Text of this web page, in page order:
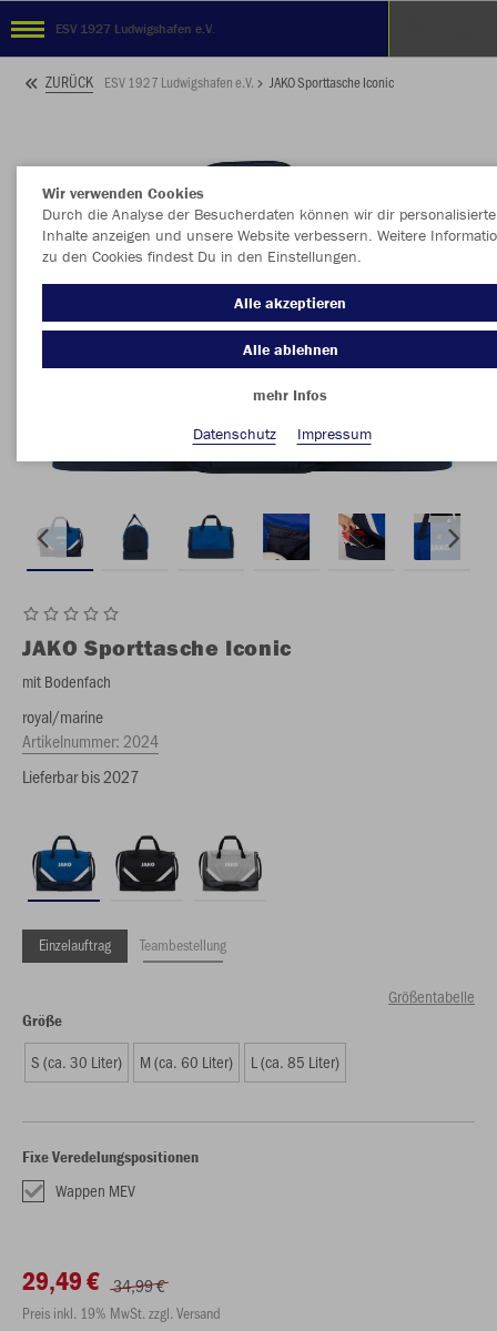
ESV 1927 Ludwigshafen e.V.
ZURÜCK ESV 1927 Ludwigshafen e.V. JAKO Sporttasche Iconic
JAKO Sporttasche Iconic
mit Bodenfach
royal/marine
Artikelnummer: 2024
Lieferbar bis 2027
Einzelauftrag Teambestellung
Größentabelle
Größe
S (ca. 30 Liter) M (ca. 60 Liter) L (ca. 85 Liter)
Fixe Veredelungspositionen
Wappen MEV
29,49 € 34,99 €
Preis inkl. 19% MwSt. zzgl. Versand
Wir verwenden Cookies
Durch die Analyse der Besucherdaten können wir dir personalisierte
Inhalte anzeigen und unsere Website verbessern. Weitere
zu den Cookies findest Du in den Einstellungen.
Alle akzeptieren
Alle ablehnen
mehr Infos
Datenschutz
Impressum